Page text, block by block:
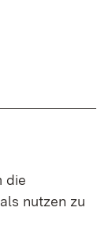
die
nutzen zu